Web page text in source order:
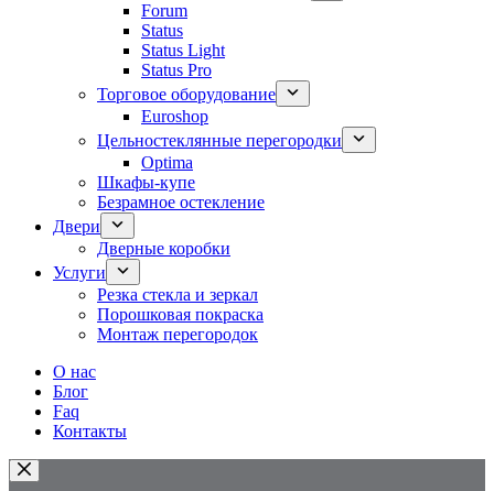
Forum
Status
Status Light
Status Pro
Торговое оборудование
Euroshop
Цельностеклянные перегородки
Optima
Шкафы-купе
Безрамное остекление
Двери
Дверные коробки
Услуги
Резка стекла и зеркал
Порошковая покраска
Монтаж перегородок
О нас
Блог
Faq
Контакты